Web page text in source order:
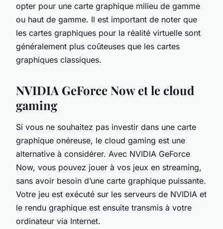
opter pour une carte graphique milieu de gamme
ou haut de gamme. Il est important de noter que
les cartes graphiques pour la réalité virtuelle sont
généralement plus coûteuses que les cartes
graphiques classiques.
NVIDIA GeForce Now et le cloud
gaming
Si vous ne souhaitez pas investir dans une carte
graphique onéreuse, le cloud gaming est une
alternative à considérer. Avec NVIDIA GeForce
Now, vous pouvez jouer à vos jeux en streaming,
sans avoir besoin d’une carte graphique puissante.
Votre jeu est exécuté sur les serveurs de NVIDIA et
le rendu graphique est ensuite transmis à votre
ordinateur via Internet.